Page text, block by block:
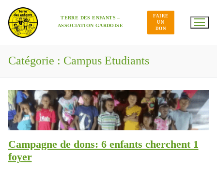
contenu
TERRE DES ENFANTS –
ASSOCIATION GARDOISE
FAIRE
UN
DON
Catégorie : Campus Etudiants
Campagne de dons: 6 enfants cherchent 1
foyer